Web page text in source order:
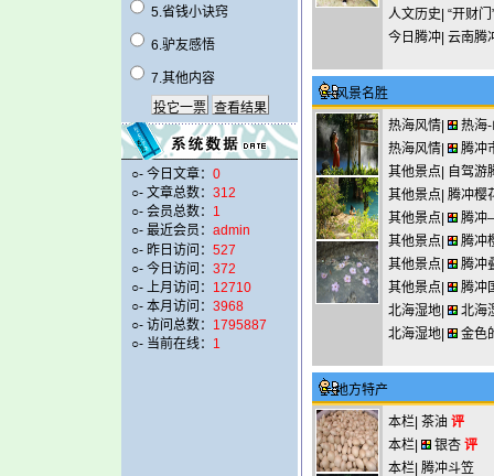
5.省钱小诀窍
6.驴友感悟
7.其他内容
○- 今日文章： 0
○- 文章总数： 312
○- 会员总数： 1
○- 最近会员： admin
○- 昨日访问： 527
○- 今日访问： 372
○- 上月访问： 12710
○- 本月访问： 3968
○- 访问总数： 1795887
○- 当前在线： 1
人文历史| “开财
今日腾冲| 云南腾
风景名胜
热海风情|
热海
热海风情|
腾冲
其他景点|
自驾游
其他景点| 腾冲樱
其他景点|
腾
其他景点|
腾冲
其他景点|
腾冲
其他景点|
腾冲
北海湿地|
北海
北海湿地|
金色
地方特产
本栏| 茶油 评
本栏|
银杏 评
本栏| 腾冲斗笠